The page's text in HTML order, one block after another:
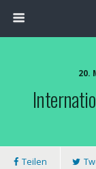
20.
Teilen